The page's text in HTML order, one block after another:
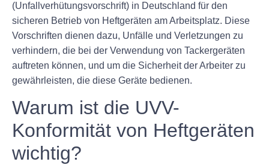
(Unfallverhütungsvorschrift) in Deutschland für den
sicheren Betrieb von Heftgeräten am Arbeitsplatz. Diese
Vorschriften dienen dazu, Unfälle und Verletzungen zu
verhindern, die bei der Verwendung von Tackergeräten
auftreten können, und um die Sicherheit der Arbeiter zu
gewährleisten, die diese Geräte bedienen.
Warum ist die UVV-
Konformität von Heftgeräten
wichtig?